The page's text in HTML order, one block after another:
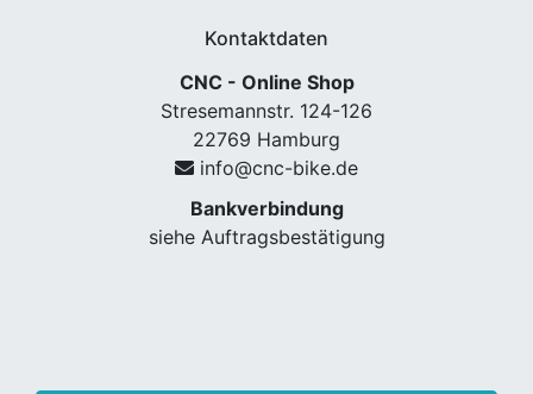
Kontaktdaten
CNC - Online Shop
Stresemannstr. 124-126
22769 Hamburg
info@cnc-bike.de
Bankverbindung
siehe Auftragsbestätigung